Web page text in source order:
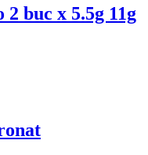
2 buc x 5.5g 11g